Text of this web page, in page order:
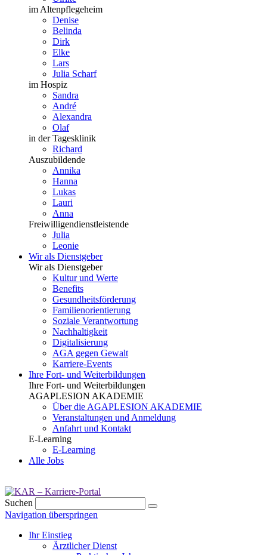
im Altenpflegeheim
Denise
Belinda
Dirk
Elke
Lars
Julia Scharf
im Hospiz
Sandra
André
Alexandra
Olaf
in der Tagesklinik
Richard
Auszubildende
Annika
Hanna
Lukas
Lauri
Anna
Freiwilligendienstleistende
Julia
Leonie
Wir als Dienstgeber
Wir als Dienstgeber
Kultur und Werte
Benefits
Gesundheits­förderung
Familien­orientierung
Soziale Verantwortung
Nachhaltigkeit
Digitalisierung
AGA gegen Gewalt
Karriere-Events
Ihre Fort- und Weiterbildungen
Ihre Fort- und Weiterbildungen
AGAPLESION AKADEMIE
Über die AGAPLESION AKADEMIE
Veranstaltungen und Anmeldung
Anfahrt und Kontakt
E-Learning
E-Learning
Alle Jobs
Suchen
Navigation überspringen
Ihr Einstieg
Ärztlicher Dienst